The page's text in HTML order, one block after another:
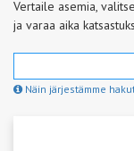
Vertaile asemia,
ja varaa aika
Näin järjestämme